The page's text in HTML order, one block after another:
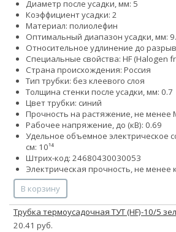
Диаметр после усадки, мм: 5
Коэффициент усадки: 2
Материал: полиолефин
Оптимальный диапазон усадки, мм:
Относительное удлинение до
Специальные свойства: HF (Halogen
Страна происхождения: Россия
Тип трубки: без клеевого слоя
Толщина стенки после усадки, мм: 0.7
Цвет трубки: синий
Прочность на растяжение, не менее
Рабочее напряжение, до (кВ): 0.69
Удельное объемное электрическое
см: 10¹⁴
Штрих-код: 24680430030053
Электрическая прочность, не менее
В корзину
Трубка термоусадочная ТУТ (HF)-10/5
20.41 руб.